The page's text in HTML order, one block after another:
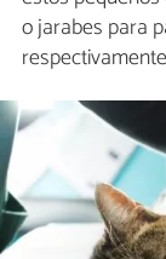
o jarabes para